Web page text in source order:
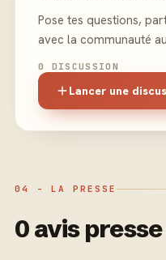
Pose tes questions,
avec la communauté
0 DISCUSSION
Lancer une
04 - LA PRESSE
0 avis